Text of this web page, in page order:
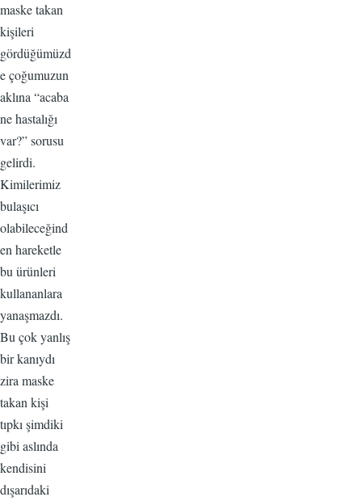
maske takan
kişileri
gördüğümüzd
e çoğumuzun
aklına “acaba
ne hastalığı
var?” sorusu
gelirdi.
Kimilerimiz
bulaşıcı
olabileceğind
en hareketle
bu ürünleri
kullananlara
yanaşmazdı.
Bu çok yanlış
bir kanıydı
zira maske
takan kişi
tıpkı şimdiki
gibi aslında
kendisini
dışarıdaki